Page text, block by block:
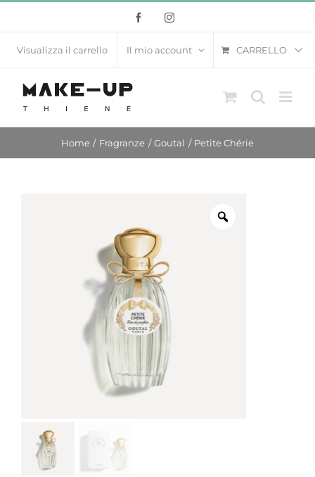
contenuto
FacebookInstagram
Visualizza il carrello Il mio account CARRELLO
Home Fragranze Goutal Petite Chérie